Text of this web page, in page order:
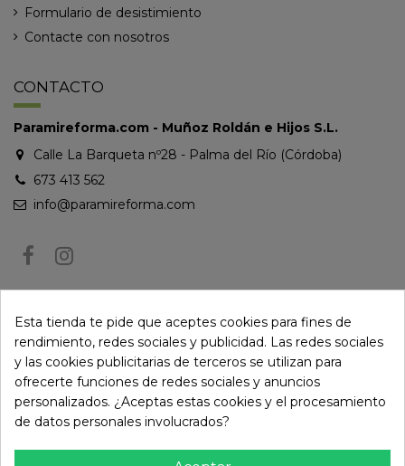
Formulario de desistimiento
Contacte con nosotros
CONTACTO
Paramireforma.com - Muñoz Roldán e Hijos S.L.
Calle La Barqueta nº28 - Palma del Río (Córdoba)
673 413 562
info@paramireforma.com
Puede darse de baja en cualquier momento. Para ello, consulte nuestra
información de contacto en el aviso legal.
Esta tienda te pide que aceptes cookies para fines de
rendimiento, redes sociales y publicidad. Las redes sociales
y las cookies publicitarias de terceros se utilizan para
ofrecerte funciones de redes sociales y anuncios
personalizados. ¿Aceptas estas cookies y el procesamiento
de datos personales involucrados?